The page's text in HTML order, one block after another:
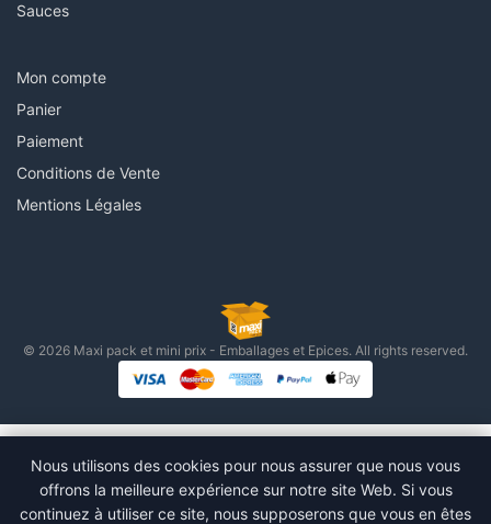
Sauces
Mon compte
Panier
Paiement
Conditions de Vente
Mentions Légales
© 2026 Maxi pack et mini prix - Emballages et Epices. All rights reserved.
Nous utilisons des cookies pour nous assurer que nous vous
offrons la meilleure expérience sur notre site Web. Si vous
continuez à utiliser ce site, nous supposerons que vous en êtes